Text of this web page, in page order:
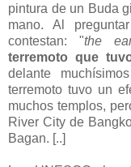
pintura de un Buda
mano. Al
contestan: "the
terremoto que
delante
terremoto tuvo un
muchos templos,
River City de
Bagan. [..]